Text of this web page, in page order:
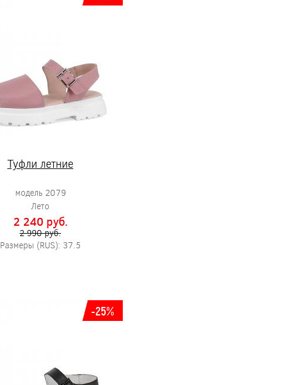
Туфли летние
модель 2079
Лето
2 240 pуб.
2 990 pуб.
Размеры (RUS): 37.5
-25%